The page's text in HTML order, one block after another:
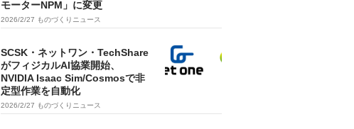
モーターNPM」に変更
2026/2/27 ものづくりニュース
SCSK・ネットワン・TechShare
がフィジカルAI協業開始、
NVIDIA Isaac Sim/Cosmosで非
定型作業を自動化
2026/2/27 ものづくりニュース